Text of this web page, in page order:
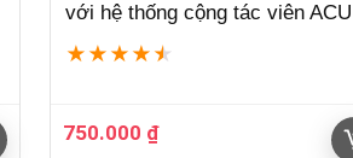
với hệ thống cộng tác viên ACU
★ ★ ★ ★ ★
750.000 ₫